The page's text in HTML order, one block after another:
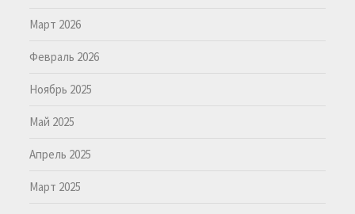
Март 2026
Февраль 2026
Ноябрь 2025
Май 2025
Апрель 2025
Март 2025